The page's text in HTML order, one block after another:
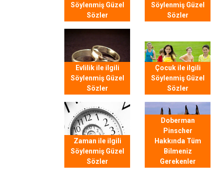
Söylenmiş Güzel
Sözler
Söylenmiş Güzel
Sözler
Evlilik ile ilgili
Söylenmiş Güzel
Sözler
Çocuk ile ilgili
Söylenmiş Güzel
Sözler
Zaman ile ilgili
Söylenmiş Güzel
Sözler
Doberman
Pinscher
Hakkında Tüm
Bilmeniz
Gerekenler